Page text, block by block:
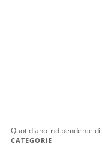
Quotidiano indipendente
CATEGORIE